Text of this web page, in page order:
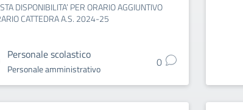
DISPONIBILITA’ PER ORARIO AGGIUNTIVO
CATTEDRA A.S. 2024-25
Personale scolastico
Personale amministrativo 0